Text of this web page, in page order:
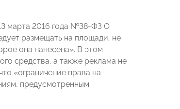
марта 2016 года №38-ФЗ О
размещать на площади, не
она нанесена». В этом
средства, а также реклама не
«ограничение права на
предусмотренным